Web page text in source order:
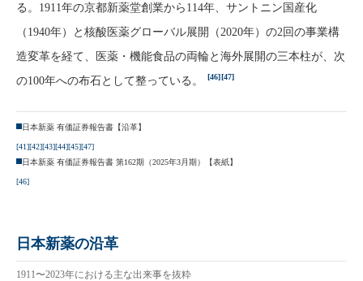
る。1911年の京都新薬堂創業から114年、サントニン国産化
（1940年）と核酸医薬グローバル展開（2020年）の2回の事業構
造変革を経て、医薬・機能食品の両輪と海外展開の三本柱が、次
の100年への布石として整っている。
[46][47]
日本新薬 有価証券報告書【沿革】
[41][42][43][44][45][47]
日本新薬 有価証券報告書 第162期（2025年3月期）【表紙】
[46]
日本新薬の沿革
1911〜2023年における主な出来事を抜粋